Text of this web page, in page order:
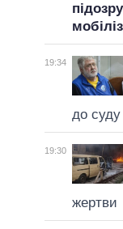
19:34
до суду
19:30
жертви